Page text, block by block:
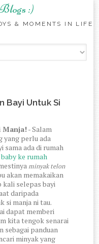
:)
& MOMENTS IN LIFE
Bayi Untuk Si
Manja! - Salam
yang perlu ada
sama ada di rumah
ke rumah
minyak telon
akan memakaikan
kali selepas bayi
daripada
si manja ni tau.
dapat memberi
kita tengok senarai
sebagai panduan
minyak yang